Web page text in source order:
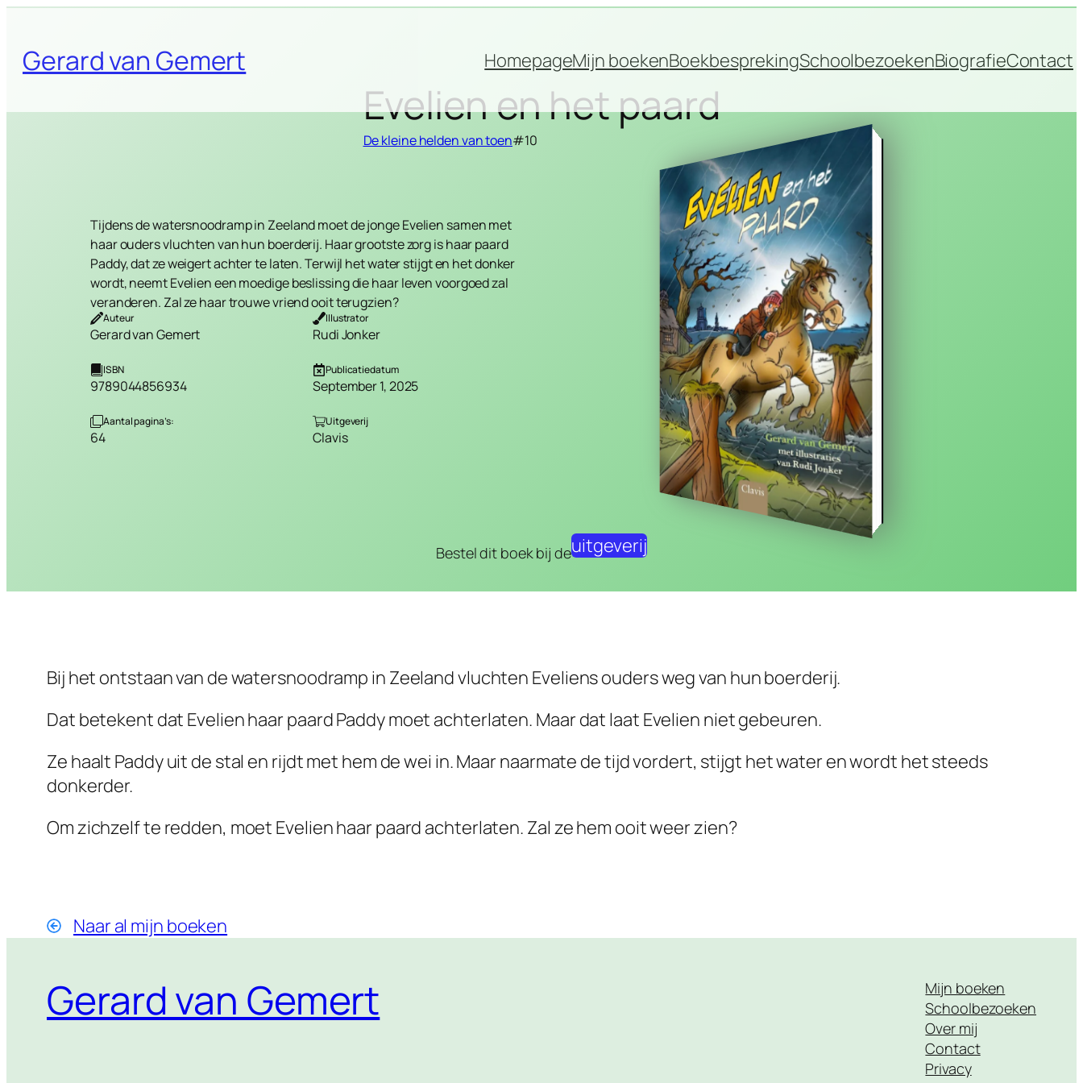
content
Gerard van Gemert HomepageMijn boekenBoekbesprekingSchoolbezoekenBiografieContact
Evelien en het paard
De kleine helden van toen#10
Tijdens de watersnoodramp in Zeeland moet de jonge Evelien samen met
haar ouders vluchten van hun boerderij. Haar grootste zorg is haar paard
Paddy, dat ze weigert achter te laten. Terwijl het water stijgt en het donker
wordt, neemt Evelien een moedige beslissing die haar leven voorgoed zal
veranderen. Zal ze haar trouwe vriend ooit terugzien?
Auteur
Gerard van Gemert
Illustrator
Rudi Jonker
ISBN
9789044856934
Publicatiedatum
September 1, 2025
Aantal pagina’s:
64
Uitgeverij
Clavis
Bestel dit boek bij deuitgeverij
Bij het ontstaan van de watersnoodramp in Zeeland vluchten Eveliens ouders weg van hun boerderij.
Dat betekent dat Evelien haar paard Paddy moet achterlaten. Maar dat laat Evelien niet gebeuren.
Ze haalt Paddy uit de stal en rijdt met hem de wei in. Maar naarmate de tijd vordert, stijgt het water en wordt het steeds
donkerder.
Om zichzelf te redden, moet Evelien haar paard achterlaten. Zal ze hem ooit weer zien?
Naar al mijn boeken
Gerard van Gemert
Mijn boeken
Schoolbezoeken
Over mij
Contact
Privacy